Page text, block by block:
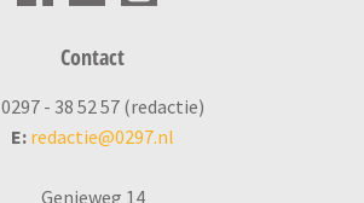
Contact
0297 - 38 52 57 (redactie)
E: redactie@0297.nl
Genieweg 14